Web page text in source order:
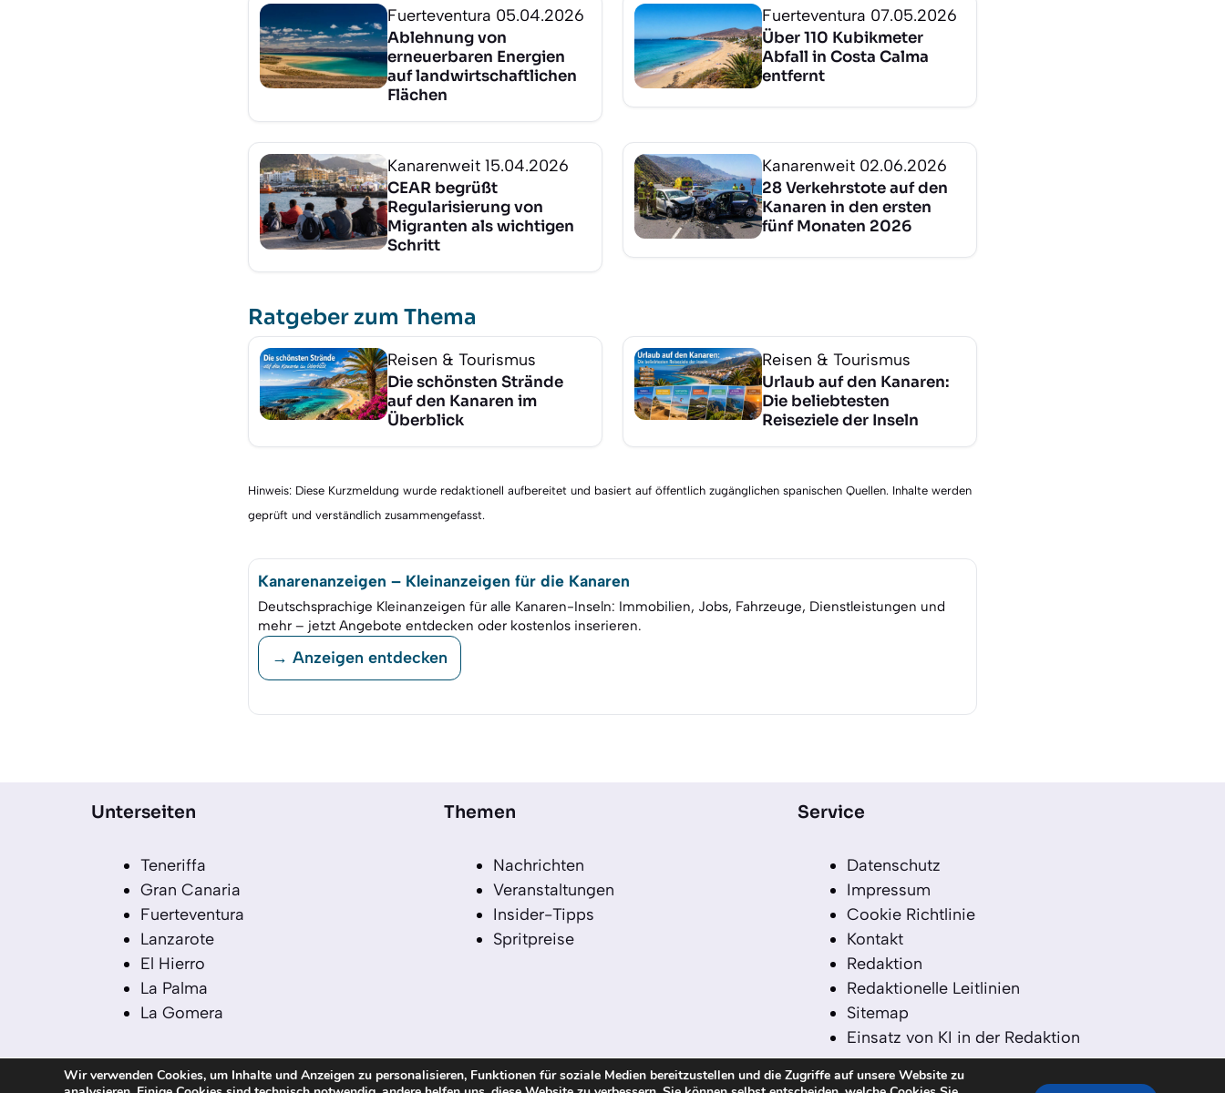
Fuerteventura 05.04.2026
Ablehnung von
erneuerbaren Energien
auf landwirtschaftlichen
Flächen
Fuerteventura 07.05.2026
Über 110 Kubikmeter
Abfall in Costa Calma
entfernt
Kanarenweit 15.04.2026
CEAR begrüßt
Regularisierung von
Migranten als wichtigen
Schritt
Kanarenweit 02.06.2026
28 Verkehrstote auf den
Kanaren in den ersten
fünf Monaten 2026
Ratgeber zum Thema
Reisen & Tourismus
Die schönsten Strände
auf den Kanaren im
Überblick
Reisen & Tourismus
Urlaub auf den Kanaren:
Die beliebtesten
Reiseziele der Inseln
Hinweis: Diese Kurzmeldung wurde redaktionell aufbereitet und basiert auf öffentlich zugänglichen spanischen Quellen. Inhalte werden
geprüft und verständlich zusammengefasst.
Kanarenanzeigen – Kleinanzeigen für die Kanaren
Deutschsprachige Kleinanzeigen für alle Kanaren-Inseln: Immobilien, Jobs, Fahrzeuge, Dienstleistungen und
mehr – jetzt Angebote entdecken oder kostenlos inserieren.
→ Anzeigen entdecken
Unterseiten
Teneriffa
Gran Canaria
Fuerteventura
Lanzarote
El Hierro
La Palma
La Gomera
Themen
Nachrichten
Veranstaltungen
Insider-Tipps
Spritpreise
Service
Datenschutz
Impressum
Cookie Richtlinie
Kontakt
Redaktion
Redaktionelle Leitlinien
Sitemap
Einsatz von KI in der Redaktion
Wir verwenden Cookies, um Inhalte und Anzeigen zu personalisieren, Funktionen für soziale Medien bereitzustellen und die Zugriffe auf unsere Website zu